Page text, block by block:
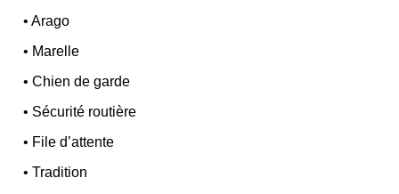
•Arago
• Marelle
•Chien de garde
• Sécurité routière
• File d’attente
•Tradition